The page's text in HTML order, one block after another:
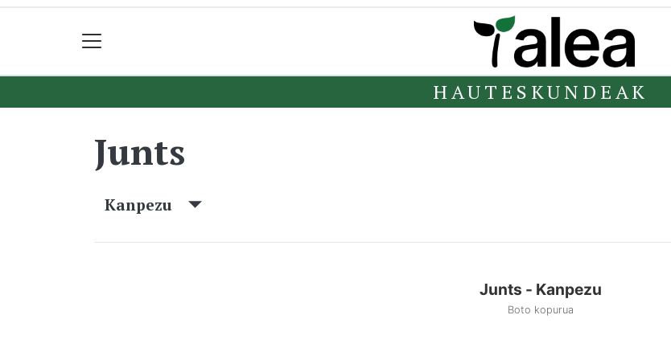
HAUTESKUNDEAK
Junts
Kanpezu
Junts - Kanpezu
Boto kopurua